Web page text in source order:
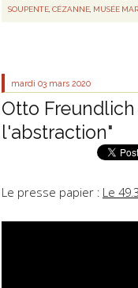
SOUPENTE,CÉZANNE, MUSÉE
mardi 03 mars 2020
Otto
l'abstraction"
Le presse papier : Le 49.3